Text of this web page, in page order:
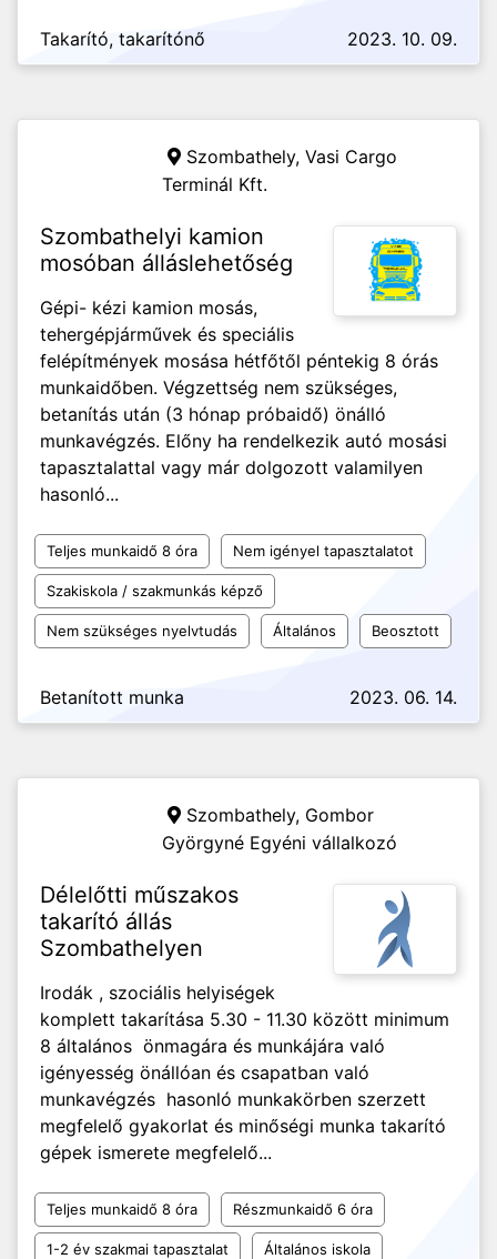
Takarító, takarítónő 2023. 10. 09.
Szombathely, Vasi Cargo
Terminál Kft.
Szombathelyi kamion
mosóban álláslehetőség
Gépi- kézi kamion mosás,
tehergépjárművek és speciális
felépítmények mosása hétfőtől péntekig 8 órás
munkaidőben. Végzettség nem szükséges,
betanítás után (3 hónap próbaidő) önálló
munkavégzés. Előny ha rendelkezik autó mosási
tapasztalattal vagy már dolgozott valamilyen
hasonló...
Teljes munkaidő 8 óra Nem igényel tapasztalatot
Szakiskola / szakmunkás képző
Nem szükséges nyelvtudás Általános Beosztott
Betanított munka 2023. 06. 14.
Szombathely, Gombor
Györgyné Egyéni vállalkozó
Délelőtti műszakos
takarító állás
Szombathelyen
Irodák , szociális helyiségek
komplett takarítása 5.30 - 11.30 között minimum
8 általános önmagára és munkájára való
igényesség önállóan és csapatban való
munkavégzés hasonló munkakörben szerzett
megfelelő gyakorlat és minőségi munka takarító
gépek ismerete megfelelő...
Teljes munkaidő 8 óra Részmunkaidő 6 óra
1-2 év szakmai tapasztalat Általános iskola